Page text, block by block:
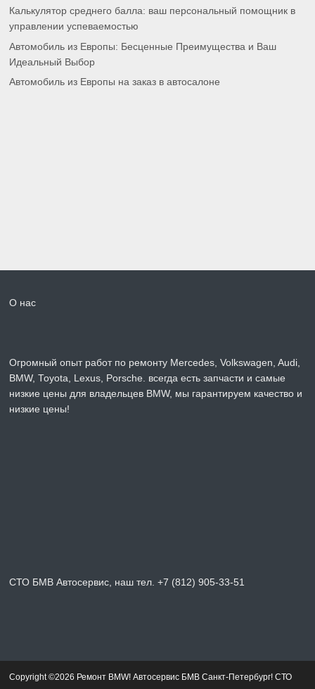
Калькулятор среднего балла: ваш персональный помощник в
управлении успеваемостью
Автомобиль из Европы: Бесценные Преимущества и Ваш
Идеальный Выбор
Автомобиль из Европы на заказ в автосалоне
О нас
Огромный опыт работ по ремонту Mercedes, Volkswagen, Audi,
BMW, Toyota, Lexus, Porsche. всегда есть запчасти и самые
низкие цены для владельцев BMW, мы гарантируем качество и
низкие цены!
СТО БМВ Автосервис, наш тел. +7 (812) 905-33-51
Copyright ©2026 Ремонт BMW! Автосервис БМВ Санкт-Петербург! СТО